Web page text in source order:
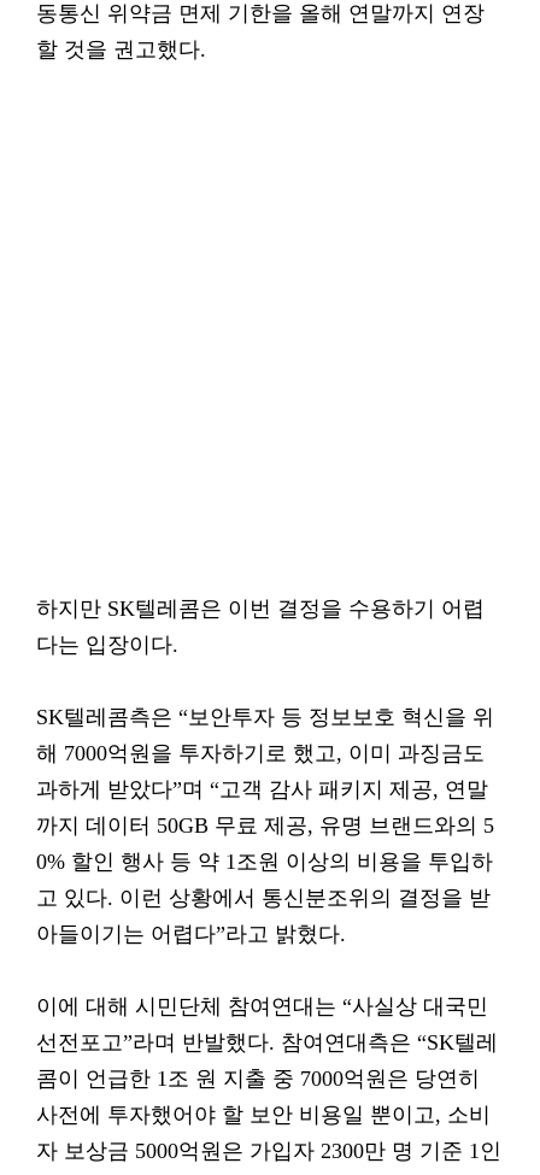
동통신 위약금 면제 기한을 올해 연말까지 연장
할 것을 권고했다.
하지만 SK텔레콤은 이번 결정을 수용하기 어렵
다는 입장이다.
SK텔레콤측은 “보안투자 등 정보보호 혁신을 위
해 7000억원을 투자하기로 했고, 이미 과징금도
과하게 받았다”며 “고객 감사 패키지 제공, 연말
까지 데이터 50GB 무료 제공, 유명 브랜드와의 5
0% 할인 행사 등 약 1조원 이상의 비용을 투입하
고 있다. 이런 상황에서 통신분조위의 결정을 받
아들이기는 어렵다”라고 밝혔다.
이에 대해 시민단체 참여연대는 “사실상 대국민
선전포고”라며 반발했다. 참여연대측은 “SK텔레
콤이 언급한 1조 원 지출 중 7000억원은 당연히
사전에 투자했어야 할 보안 비용일 뿐이고, 소비
자 보상금 5000억원은 가입자 2300만 명 기준 1인